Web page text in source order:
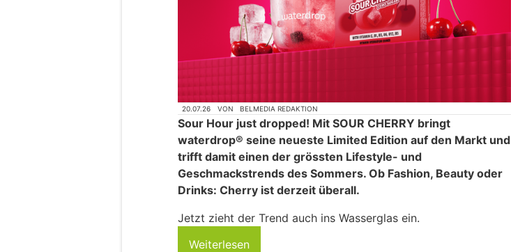
20.07.26 VON BELMEDIA REDAKTION
Sour Hour just dropped! Mit SOUR CHERRY bringt
waterdrop® seine neueste Limited Edition auf den Markt und
trifft damit einen der grössten Lifestyle- und
Geschmackstrends des Sommers. Ob Fashion, Beauty oder
Drinks: Cherry ist derzeit überall.
Jetzt zieht der Trend auch ins Wasserglas ein.
Weiterlesen